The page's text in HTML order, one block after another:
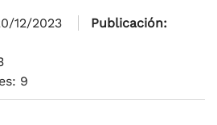
12/2023
Publicación:
9